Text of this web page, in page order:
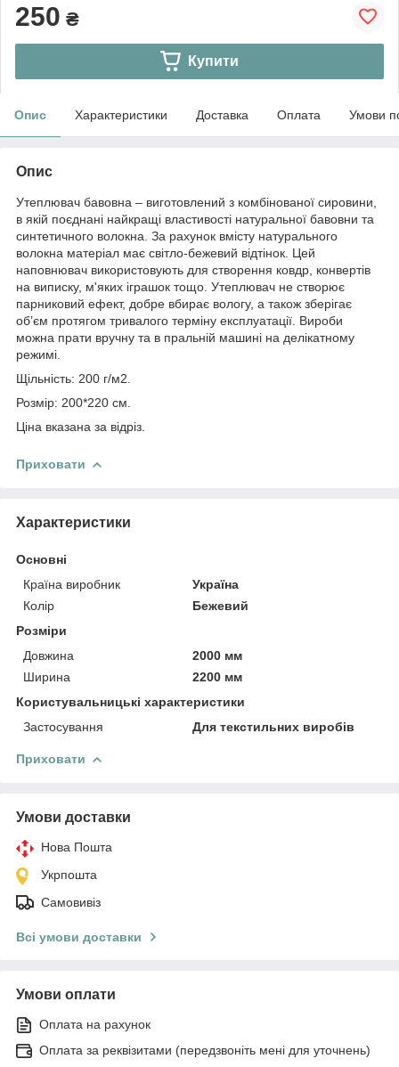
250 ₴
Купити
Опис Характеристики Доставка Оплата Умови
Опис
Утеплювач бавовна – виготовлений з комбінованої сировини,
в якій поєднані найкращі властивості натуральної бавовни та
синтетичного волокна. За рахунок вмісту натурального
волокна матеріал має світло-бежевий відтінок. Цей
наповнювач використовують для створення ковдр, конвертів
на виписку, м'яких іграшок тощо. Утеплювач не створює
парниковий ефект, добре вбирає вологу, а також зберігає
об’єм протягом тривалого терміну експлуатації. Вироби
можна прати вручну та в пральній машині на делікатному
режимі.
Щільність: 200 г/м2.
Розмір: 200*220 см.
Ціна вказана за відріз.
Приховати
Характеристики
Основні
Країна виробник
Україна
Колір
Бежевий
Розміри
Довжина
2000 мм
Ширина
2200 мм
Користувальницькі характеристики
Застосування
Для текстильних виробів
Приховати
Умови доставки
Нова Пошта
Укрпошта
Самовивіз
Всі умови доставки
Умови оплати
Оплата на рахунок
Оплата за реквізитами (передзвоніть мені для уточнень)